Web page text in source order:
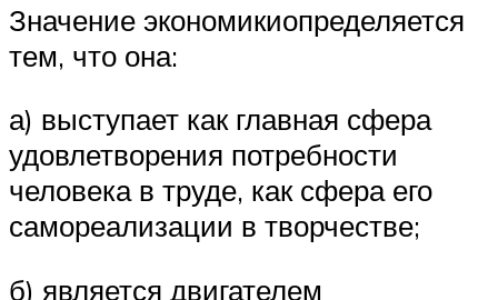
Значение экономикиопределяется
тем, что она:
а) выступает как главная сфера
удовлетворения потребности
человека в труде, как сфера его
самореализации в творчестве;
б) является двигателем